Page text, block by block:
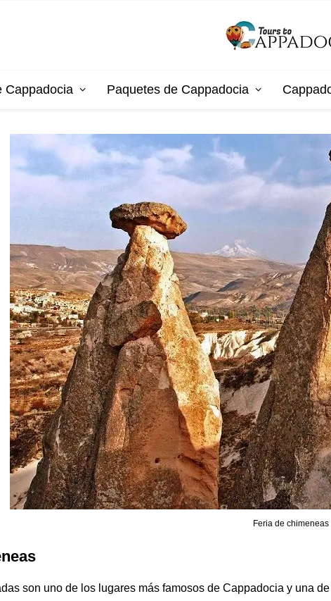
Cappadocia Paquetes de Cappadocia
Feria de chimeneas
son uno de los lugares más famosos de Cappadocia y una